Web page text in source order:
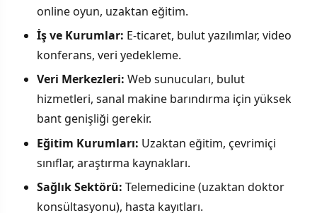
online oyun, uzaktan eğitim.
İş ve Kurumlar: E-ticaret, bulut yazılımlar, video
konferans, veri yedekleme.
Veri Merkezleri: Web sunucuları, bulut
hizmetleri, sanal makine barındırma için yüksek
bant genişliği gerekir.
Eğitim Kurumları: Uzaktan eğitim, çevrimiçi
sınıflar, araştırma kaynakları.
Sağlık Sektörü: Telemedicine (uzaktan doktor
konsültasyonu), hasta kayıtları.